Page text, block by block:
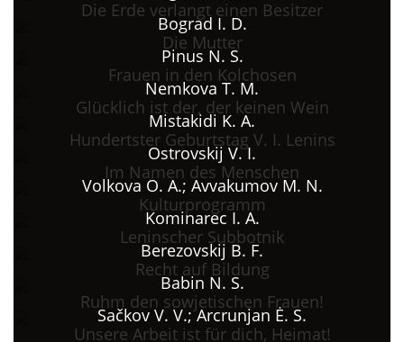
Die Erde verlangt einen Besitzer
Bograd I. D.
Die Mutter
Pinus N. S.
Frauen in den Kolchosen
Nemkova T. M.
Glücklich ist der, der keinen Wein
Mistakidi K. A.
Hundertster Geburtstag V. I. Lenins
Ostrovskij V. I.
Im Namen des Menschen
Volkova O. A.; Avvakumov M. N.
Kulturprogramm
Kominarec I. A.
Leninscher Subbotnik
Berezovskij B. F.
Recht auf Bildung
Babin N. S.
Ruhm den sowjetischen Frauen!
Sačkov V. V.; Arcrunjan Ė. S.
Unsere Arbeit ist für dich, Heimat!